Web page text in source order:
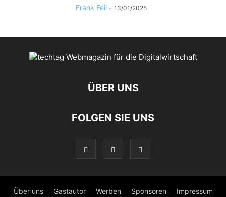
Frank Feil - 13/01/2025
ÜBER UNS
FOLGEN SIE UNS
Über uns Gastautor Werben Sponsoren Impressum